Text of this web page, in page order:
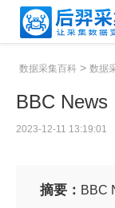
数据采集百科 > 数据
BBC News
2023-12-11 13:19:01
摘要： BBC